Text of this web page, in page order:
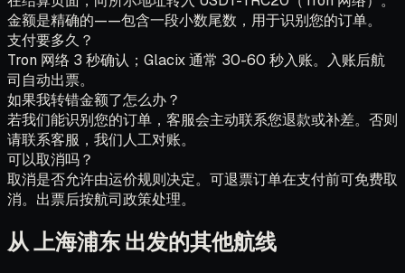
金额是精确的——包含一段小数尾数，用于识别您的订单。
支付要多久？
Tron 网络 3 秒确认；Glacix 通常 30-60 秒入账。入账后航
司自动出票。
如果我转错金额了怎么办？
若我们能识别您的订单，客服会主动联系您退款或补差。否则
请联系客服，我们人工对账。
可以取消吗？
取消是否允许由运价规则决定。可退票订单在支付前可免费取
消。出票后按航司政策处理。
从 上海浦东 出发的其他航线